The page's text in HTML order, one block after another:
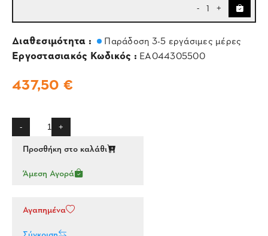
- 1 +
Διαθεσιμότητα : Παράδοση 3-5 εργάσιμες μέρες
Εργοστασιακός Κωδικός : EA044305500
437,50 €
- +
Προσθήκη στο καλάθι
Άμεση Αγορά
Αγαπημένα